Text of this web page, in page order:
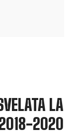
LA
2018-2020